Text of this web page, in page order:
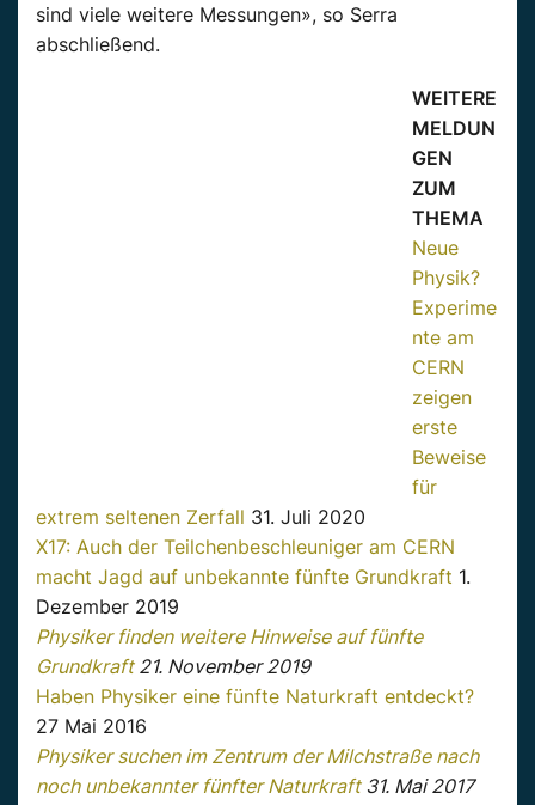
sind viele weitere Messungen», so Serra
abschließend.
WEITERE
MELDUN
GEN
ZUM
THEMA
Neue
Physik?
Experime
nte am
CERN
zeigen
erste
Beweise
für
extrem seltenen Zerfall 31. Juli 2020
X17: Auch der Teilchenbeschleuniger am CERN
macht Jagd auf unbekannte fünfte Grundkraft 1.
Dezember 2019
Physiker finden weitere Hinweise auf fünfte
Grundkraft21. November 2019
Haben Physiker eine fünfte Naturkraft entdeckt?
27 Mai 2016
Physiker suchen im Zentrum der Milchstraße nach
noch unbekannter fünfter Naturkraft31. Mai 2017